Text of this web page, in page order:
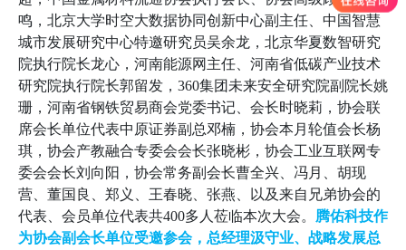
鸣，北京大学时空大数据协同创新中心副主任、中国智慧
城市发展研究中心特邀研究员吴余龙，北京华夏数智研究
院执行院长龙心，河南能源网主任、河南省低碳产业技术
研究院执行院长郭留发，360集团未来安全研究院副院长姚
珊，河南省钢铁贸易商会党委书记、会长时晓莉，协会联
席会长单位代表中原证券副总邓楠，协会本月轮值会长杨
琪，协会产教融合专委会会长张晓彬，协会工业互联网专
委会会长刘向阳，协会常务副会长曹全兴、冯月、胡现
营、董国良、郑义、王春晓、张燕、以及来自兄弟协会的
代表、会员单位代表共400多人莅临本次大会。 腾佑科技作
为协会副会长单位受邀参会，总经理汲守业、战略发展总